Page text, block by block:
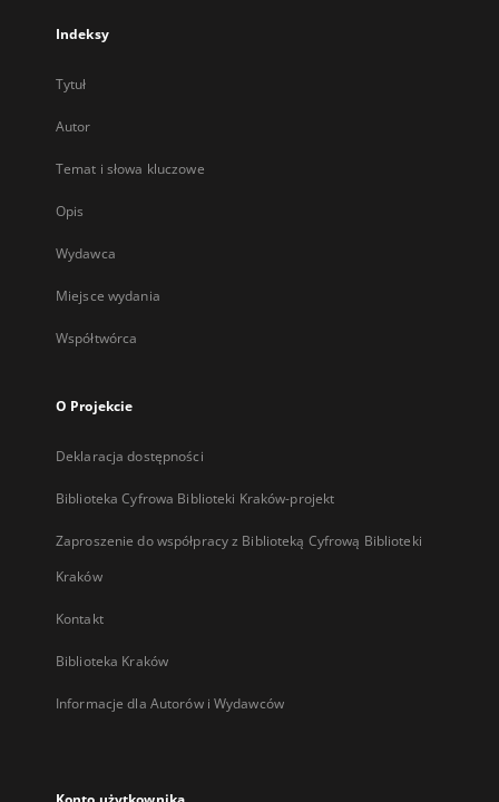
Indeksy
Tytuł
Autor
Temat i słowa kluczowe
Opis
Wydawca
Miejsce wydania
Współtwórca
O Projekcie
Deklaracja dostępności
Biblioteka Cyfrowa Biblioteki Kraków-projekt
Zaproszenie do współpracy z Biblioteką Cyfrową Biblioteki
Kraków
Kontakt
Biblioteka Kraków
Informacje dla Autorów i Wydawców